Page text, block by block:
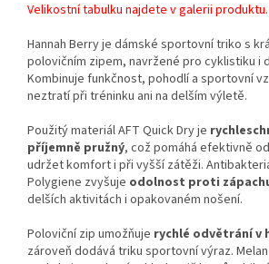
Velikostní tabulku najdete v galerii produktu.
Hannah Berry je dámské sportovní triko s
polovičním zipem, navržené pro cyklistiku i
Kombinuje funkčnost, pohodlí a sportovní
neztratí při tréninku ani na delším výletě.
Použitý materiál AFT Quick Dry je
příjemně pružný, což pomáhá efektivně
udržet komfort i při vyšší zátěži.
Polygiene zvyšuje odolnost proti
delších aktivitách i opakovaném nošení.
Poloviční zip umožňuje rychlé odvětrání v
zároveň dodává triku sportovní výraz.